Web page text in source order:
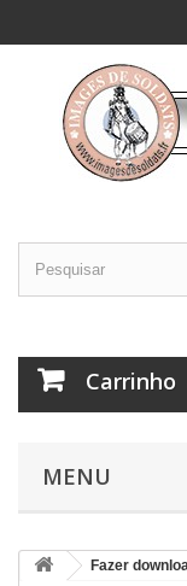
Carrinho
MENU
Fazer